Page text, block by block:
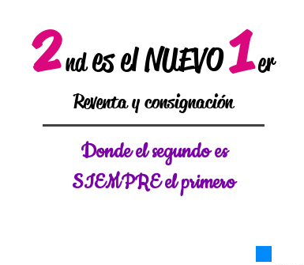
2 nd es el NUEVO1 er
Reventa y consignación
Donde elsegundo es
SIEMPRE el primero